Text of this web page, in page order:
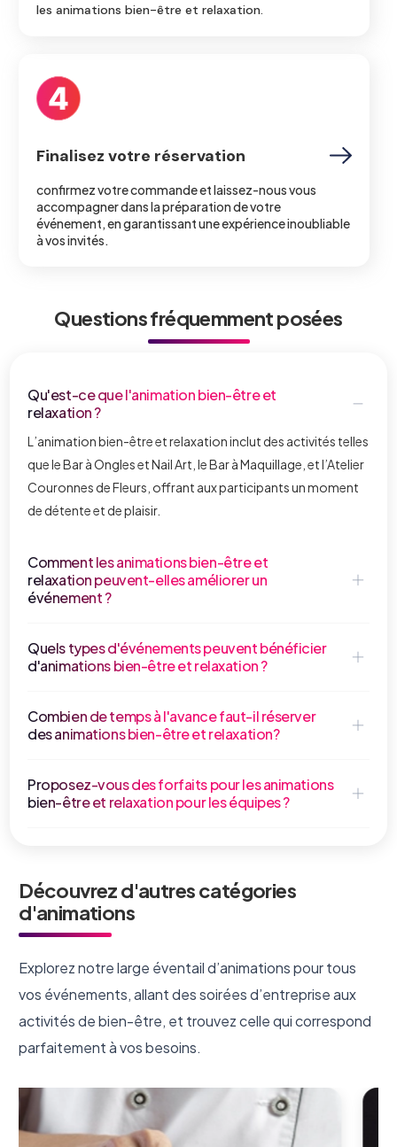
les animations bien-être et relaxation.
Finalisez votre réservation
confirmez votre commande et laissez-nous vous
accompagner dans la préparation de votre
événement, en garantissant une expérience inoubliable
à vos invités.
Questions fréquemment posées
Qu'est-ce que l'animation bien-être et
relaxation ?
L’animation bien-être et relaxation inclut des activités telles
que le Bar à Ongles et Nail Art, le Bar à Maquillage, et l’Atelier
Couronnes de Fleurs, offrant aux participants un moment
de détente et de plaisir.
Comment les animations bien-être et
relaxation peuvent-elles améliorer un
événement ?
Quels types d'événements peuvent bénéficier
d'animations bien-être et relaxation ?
Combien de temps à l'avance faut-il réserver
des animations bien-être et relaxation?
Proposez-vous des forfaits pour les animations
bien-être et relaxation pour les équipes ?
Découvrez d'autres catégories
d'animations
Explorez notre large éventail d’animations pour tous
vos événements, allant des soirées d’entreprise aux
activités de bien-être, et trouvez celle qui correspond
parfaitement à vos besoins.